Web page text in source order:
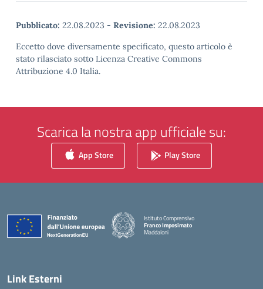
Pubblicato: 22.08.2023 - Revisione: 22.08.2023
Eccetto dove diversamente specificato, questo articolo è
stato rilasciato sotto Licenza Creative Commons
Attribuzione 4.0 Italia.
Scarica la nostra app ufficiale su:
App Store Play Store
Istituto Comprensivo
Franco Imposimato
Maddaloni
Link Esterni